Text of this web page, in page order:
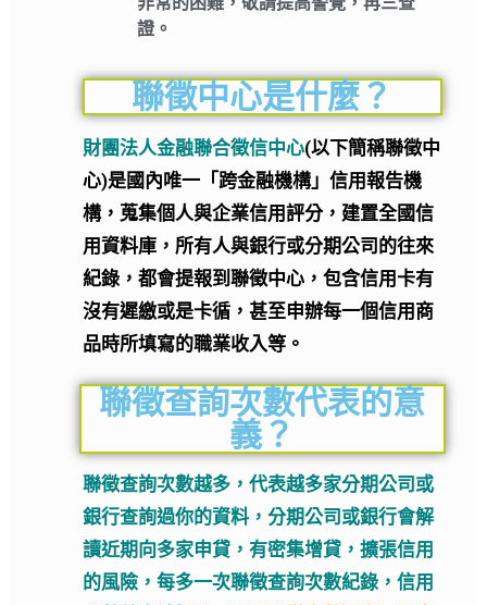
證。
聯徵中心是什麼？
財團法人金融聯合徵信中心(以下簡稱聯徵中
心)是國內唯一「跨金融機構」信用報告機
構，蒐集個人與企業信用評分，建置全國信
用資料庫，所有人與銀行或分期公司的往來
紀錄，都會提報到聯徵中心，包含信用卡有
沒有遲繳或是卡循，甚至申辦每一個信用商
品時所填寫的職業收入等。
聯徵查詢次數代表的意
義？
聯徵查詢次數越多，代表越多家分期公司或
銀行查詢過你的資料，分期公司或銀行會解
讀近期向多家申貸，有密集增貸，擴張信用
的風險，每多一次聯徵查詢次數紀錄，信用